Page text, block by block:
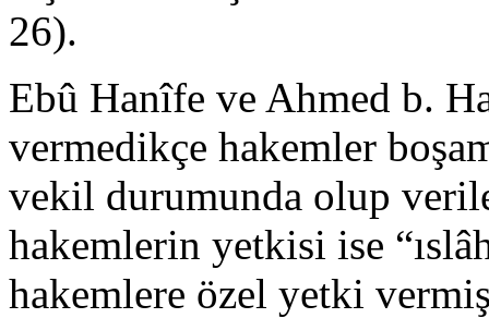
26).
Ebû Hanîfe ve Ahmed b.
vermedikçe hakemler
vekil durumunda olup
hakemlerin yetkisi ise
hakemlere özel yetki